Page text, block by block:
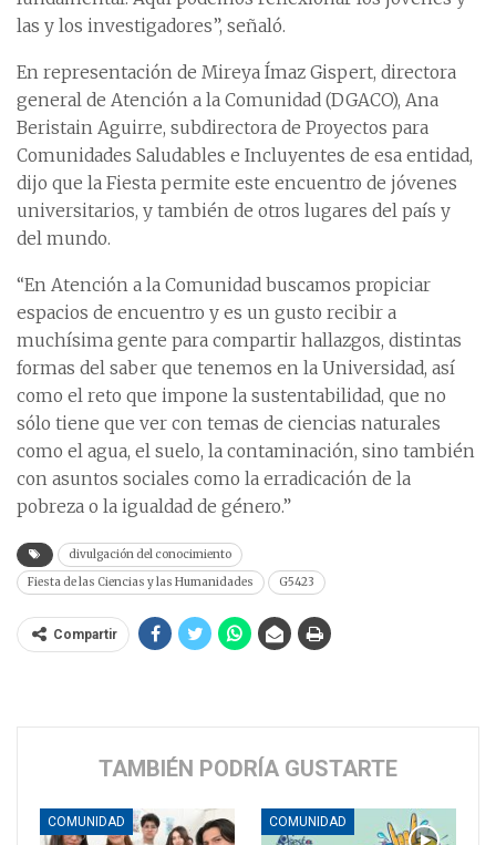
las y los investigadores”, señaló.
En representación de Mireya Ímaz Gispert, directora
general de Atención a la Comunidad (DGACO), Ana
Beristain Aguirre, subdirectora de Proyectos para
Comunidades Saludables e Incluyentes de esa entidad,
dijo que la Fiesta permite este encuentro de jóvenes
universitarios, y también de otros lugares del país y
del mundo.
“En Atención a la Comunidad buscamos propiciar
espacios de encuentro y es un gusto recibir a
muchísima gente para compartir hallazgos, distintas
formas del saber que tenemos en la Universidad, así
como el reto que impone la sustentabilidad, que no
sólo tiene que ver con temas de ciencias naturales
como el agua, el suelo, la contaminación, sino también
con asuntos sociales como la erradicación de la
pobreza o la igualdad de género.”
divulgación del conocimiento
Fiesta de las Ciencias y las Humanidades
G5423
Compartir
TAMBIÉN PODRÍA GUSTARTE
COMUNIDAD COMUNIDAD